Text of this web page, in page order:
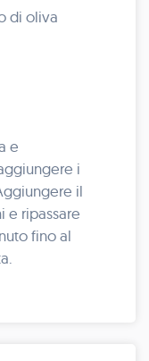
di oliva
e
i
il
e ripassare
fino al